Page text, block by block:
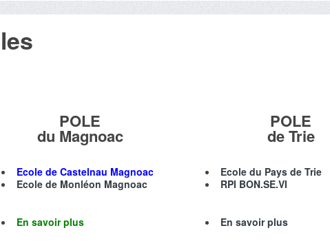
POLE
du Magnoac
POLE
de Trie
Ecole de Castelnau Magnoac
Ecole de Monléon Magnoac
Ecole du Pays de Trie
RPI BON.SE.VI
En savoir plus En savoir plus